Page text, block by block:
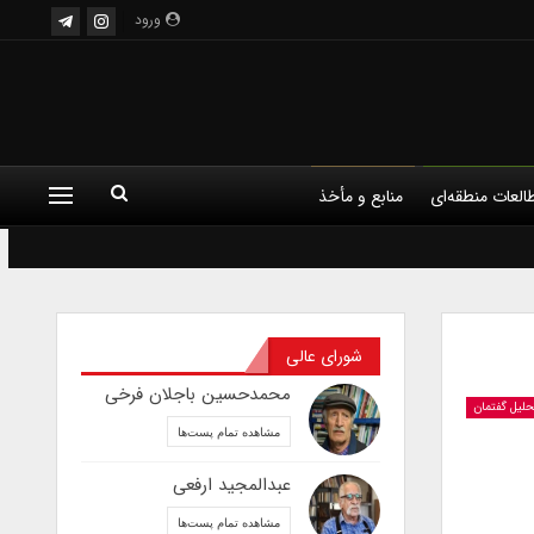
ورود
منطقه‌ای منابع و مأخذ
گفتمان
شورای عالی
محمدحسین باجلان فرخی
مشاهده تمام پست‌ها
عبدالمجید ارفعی
مشاهده تمام پست‌ها